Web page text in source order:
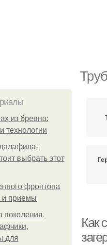
из бревна:
технологии
выбрать этот
фронтона
и приемы
поколения.
для
Как